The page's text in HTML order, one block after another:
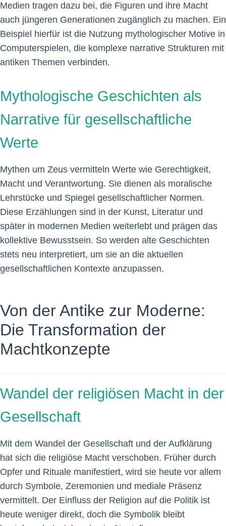
Medien tragen dazu bei, die Figuren und ihre Macht
auch jüngeren Generationen zugänglich zu machen. Ein
Beispiel hierfür ist die Nutzung mythologischer Motive in
Computerspielen, die komplexe narrative Strukturen mit
antiken Themen verbinden.
Mythologische Geschichten als
Narrative für gesellschaftliche
Werte
Mythen um Zeus vermitteln Werte wie Gerechtigkeit,
Macht und Verantwortung. Sie dienen als moralische
Lehrstücke und Spiegel gesellschaftlicher Normen.
Diese Erzählungen sind in der Kunst, Literatur und
später in modernen Medien weiterlebt und prägen das
kollektive Bewusstsein. So werden alte Geschichten
stets neu interpretiert, um sie an die aktuellen
gesellschaftlichen Kontexte anzupassen.
Von der Antike zur Moderne:
Die Transformation der
Machtkonzepte
Wandel der religiösen Macht in der
Gesellschaft
Mit dem Wandel der Gesellschaft und der Aufklärung
hat sich die religiöse Macht verschoben. Früher durch
Opfer und Rituale manifestiert, wird sie heute vor allem
durch Symbole, Zeremonien und mediale Präsenz
vermittelt. Der Einfluss der Religion auf die Politik ist
heute weniger direkt, doch die Symbolik bleibt